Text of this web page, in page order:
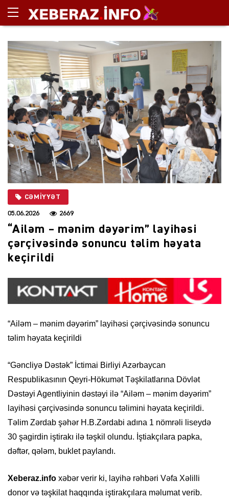
CƏMIYYƏT
05.06.2026 2669
“Ailəm – mənim dəyərim” layihəsi
çərçivəsində sonuncu təlim həyata
keçirildi
“Ailəm – mənim dəyərim” layihəsi çərçivəsində sonuncu
təlim həyata keçirildi
“Gəncliyə Dəstək” İctimai Birliyi Azərbaycan
Respublikasının Qeyri-Hökumət Təşkilatlarına Dövlət
Dəstəyi Agentliyinin dəstəyi ilə “Ailəm – mənim dəyərim”
layihəsi çərçivəsində sonuncu təlimini həyata keçirildi.
Təlim Zərdab şəhər H.B.Zərdabi adına 1 nömrəli liseydə
30 şagirdin iştirakı ilə təşkil olundu. İştiakçılara papka,
dəftər, qələm, buklet paylandı.
Xeberaz.info xəbər verir ki, layihə rəhbəri Vəfa Xəlilli
donor və təşkilat haqqında iştirakçılara məlumat verib.